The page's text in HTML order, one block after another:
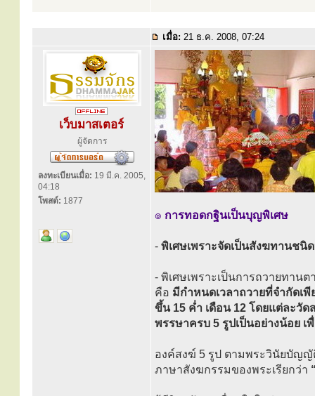
เมื่อ: 21 ธ.ค. 2008, 07:24
เว็บมาสเตอร์
ผู้จัดการ
ลงทะเบียนเมื่อ: 19 มี.ค. 2005,
04:18
โพสต์: 1877
๏ การทอดกฐินเป็นบุญพิเศษ
- พิเศษเพราะจัดเป็นสังฆทานชนิ
- พิเศษเพราะเป็นการถวายทาน
คือ มีกำหนดเวลาถวายที่จำกัดเ
ขึ้น 15 ค่ำ เดือน 12 โดยแต่ละวัด
พรรษาครบ 5 รูปเป็นอย่างน้อย
องค์สงฆ์ 5 รูป ตามพระวินัยบัญญั
ภาษาสังฆกรรมของพระเรียกว่า